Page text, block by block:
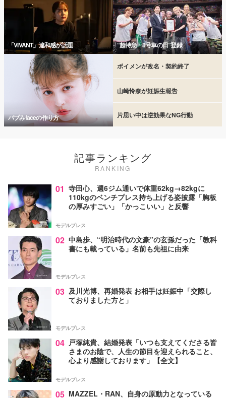
「VIVANT」違和感が話題 “超特急・8号車の日”登録
バブみfaceの作り方
ボイメンが改名・契約終了
山崎怜奈が妊娠生報告
片思い中は逆効果なNG行動
記事ランキング
RANKING
01 寺田心、週6ジム通いで体重62kg→82kgに
110kgのベンチプレス持ち上げる姿披露「胸板
の厚みすごい」「かっこいい」と反響
モデルプレス
02 中島歩、“明治時代の文豪”の玄孫だった「教科
書にも載っている」名前も先祖に由来
モデルプレス
03 及川光博、再婚発表 お相手は妊娠中「交際し
ておりました方と」
モデルプレス
04 戸塚純貴、結婚発表「いつも支えてくださる皆
さまのお陰で、人生の節目を迎えられること、
心より感謝しております」【全文】
モデルプレス
05 MAZZEL・RAN、自身の原動力となっている